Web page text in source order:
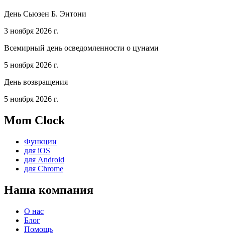
День Сьюзен Б. Энтони
3 ноября 2026 г.
Всемирный день осведомленности о цунами
5 ноября 2026 г.
День возвращения
5 ноября 2026 г.
Mom Clock
Функции
для iOS
для Android
для Chrome
Наша компания
О нас
Блог
Помощь